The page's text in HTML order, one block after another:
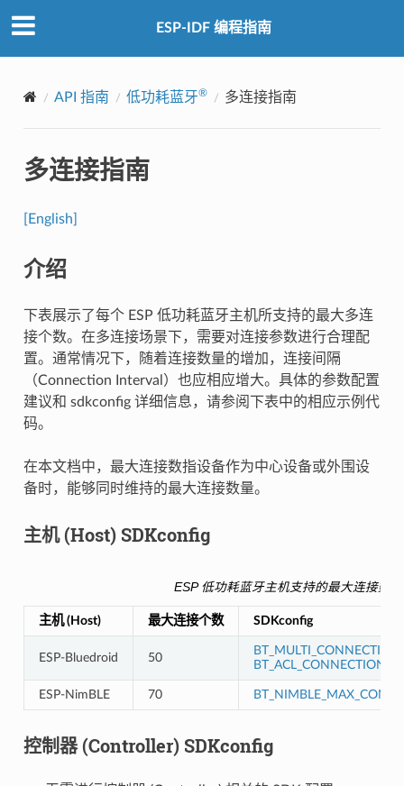
ESP-IDF 编程指南
API 指南 低功耗蓝牙® 多连接指南
多连接指南
[English]
介绍
下表展示了每个 ESP 低功耗蓝牙主机所支持的最大多连
接个数。在多连接场景下，需要对连接参数进行合理配
置。通常情况下，随着连接数量的增加，连接间隔
（Connection Interval）也应相应增大。具体的参数配置
建议和 sdkconfig 详细信息，请参阅下表中的相应示例代
码。
在本文档中，最大连接数指设备作为中心设备或外围设
备时，能够同时维持的最大连接数量。
主机 (Host) SDKconfig
ESP 低功耗蓝牙主机支持的最大连接数
主机 (Host) 最大连接个数 SDKconfig
ESP-Bluedroid 50
BT_ACL_CONNECTIONS
ESP-NimBLE 70
控制器 (Controller) SDKconfig